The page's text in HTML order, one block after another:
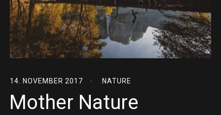
14. NOVEMBER 2017 NATURE
Mother Nature